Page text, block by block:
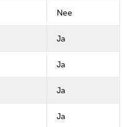
Nee
Ja
Ja
Ja
Ja